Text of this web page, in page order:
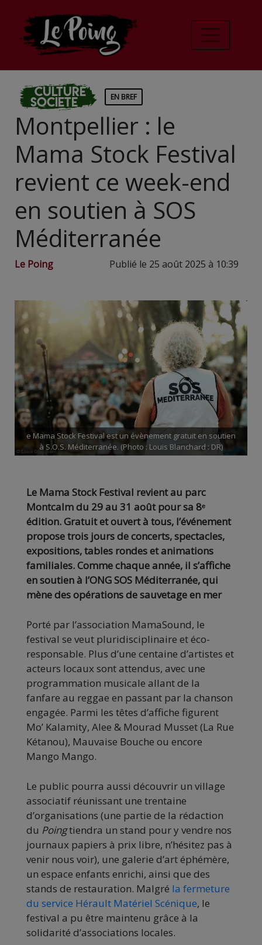
Culture
Societe EN BREF
Montpellier : le
Mama Stock Festival
revient ce week-end
en soutien à SOS
Méditerranée
Le Poing Publié le 25 août 2025 à 10:39
e Mama Stock Festival est un évènement gratuit en soutien
à S.O.S. Méditerranée. (Photo : Louis Blanchard : DR)
Le Mama Stock Festival revient au parc
Montcalm du 29 au 31 août pour sa 8ᵉ
édition. Gratuit et ouvert à tous, l’événement
propose trois jours de concerts, spectacles,
expositions, tables rondes et animations
familiales. Comme chaque année, il s’affiche
en soutien à l’ONG SOS Méditerranée, qui
mène des opérations de sauvetage en mer
Porté par l’association MamaSound, le
festival se veut pluridisciplinaire et éco-
responsable. Plus d’une centaine d’artistes et
acteurs locaux sont attendus, avec une
programmation musicale allant de la
fanfare au reggae en passant par la chanson
engagée. Parmi les têtes d’affiche figurent
Mo’ Kalamity, Alee & Mourad Musset (La Rue
Kétanou), Mauvaise Bouche ou encore
Mango Mango.
Le public pourra aussi découvrir un village
associatif réunissant une trentaine
d’organisations (une partie de la rédaction
du Poingtiendra un stand pour y vendre nos
journaux papiers à prix libre, n’hésitez pas à
venir nous voir), une galerie d’art éphémère,
un espace enfants enrichi, ainsi que des
stands de restauration. Malgré la fermeture
du service Hérault Matériel Scénique, le
festival a pu être maintenu grâce à la
solidarité d’associations locales.